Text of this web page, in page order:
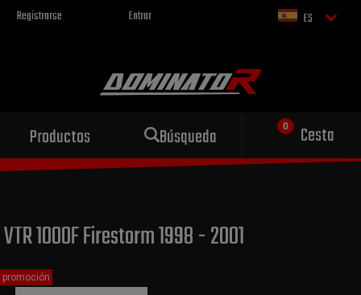
Registrarse Entrar ES
Productos Búsqueda Cesta
Escape deportivo
para tu motocicleta
VTR 1000F Firestorm 1998 - 2001
promoción